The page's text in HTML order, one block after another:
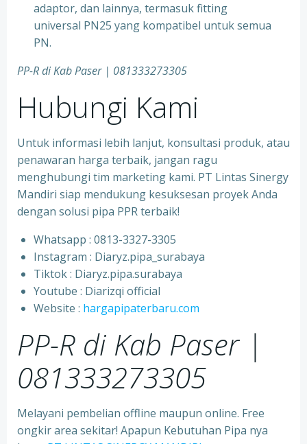
adaptor, dan lainnya, termasuk fitting
universal PN25 yang kompatibel untuk semua
PN.
PP-R di Kab Paser | 081333273305
Hubungi Kami
Untuk informasi lebih lanjut, konsultasi produk, atau
penawaran harga terbaik, jangan ragu
menghubungi tim marketing kami. PT Lintas Sinergy
Mandiri siap mendukung kesuksesan proyek Anda
dengan solusi pipa PPR terbaik!
Whatsapp : 0813-3327-3305
⁠Instagram : Diaryz.pipa_surabaya
⁠Tiktok : Diaryz.pipa.surabaya
⁠Youtube : Diarizqi official
⁠Website : hargapipaterbaru.com
PP-R di Kab Paser |
081333273305
Melayani pembelian offline maupun online. Free
ongkir area sekitar! Apapun Kebutuhan Pipa nya